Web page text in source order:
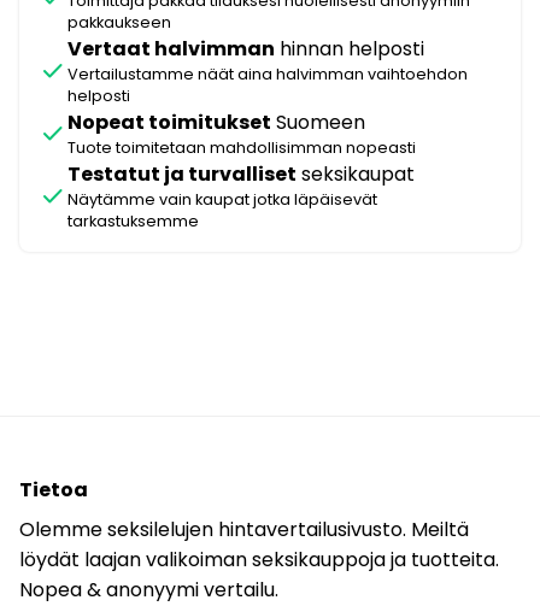
pakkaukseen
check
Vertaat halvimman hinnan helposti
Vertailustamme näät aina halvimman vaihtoehdon
helposti
check Nopeat toimitukset Suomeen
Tuote toimitetaan mahdollisimman nopeasti
check
Testatut ja turvalliset seksikaupat
Näytämme vain kaupat jotka läpäisevät
tarkastuksemme
Tietoa
Olemme seksilelujen hintavertailusivusto. Meiltä
löydät laajan valikoiman seksikauppoja ja tuotteita.
Nopea & anonyymi vertailu.